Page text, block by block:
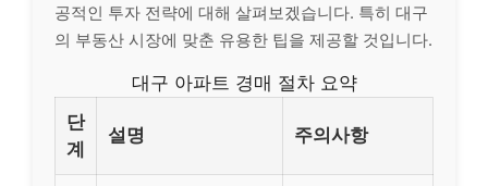
공적인 투자 전략에 대해 살펴보겠습니다. 특히 대구
의 부동산 시장에 맞춘 유용한 팁을 제공할 것입니다.
대구 아파트 경매 절차 요약
단
계
설명 주의사항